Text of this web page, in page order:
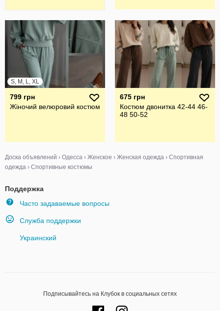
S, M, L, XL
799 грн
Жіночий велюровий костюм
675 грн
Костюм двонитка 42-44 46-
48 50-52
Доска объявлений › Одесса › Женское › Женская одежда › Спортивная
одежда › Спортивные костюмы
Поддержка
Часто задаваемые вопросы
Служба поддержки
Украинский
Подписывайтесь на Клубок в социальных сетях